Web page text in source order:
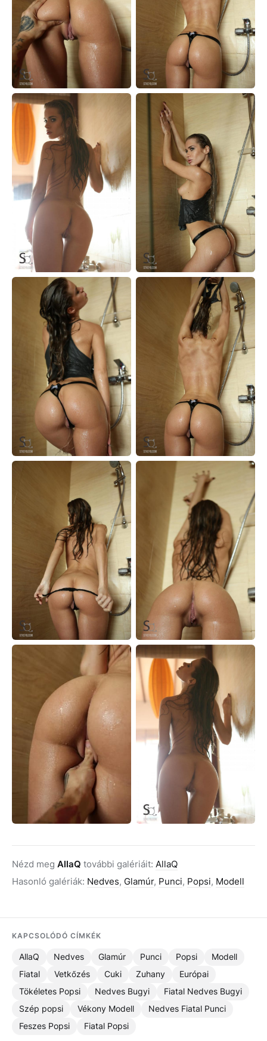
Nézd meg AllaQ további galériáit: AllaQ
Hasonló galériák: Nedves, Glamúr, Punci, Popsi, Modell
KAPCSOLÓDÓ CÍMKÉK
AllaQ Nedves Glamúr Punci Popsi
Modell
Fiatal
Vetkőzés Cuki Zuhany
Európai
Tökéletes Popsi
Nedves Bugyi
Fiatal Nedves Bugyi
Szép popsi
Vékony Modell
Nedves Fiatal Punci
Feszes Popsi
Fiatal Popsi